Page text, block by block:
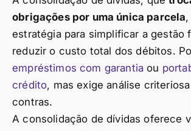
obrigações por uma única parcela
estratégia para simplificar a gestão
reduzir o custo total dos débitos.
empréstimos com garantia ou
crédito, mas exige análise
contras.
A consolidação de dívidas oferece